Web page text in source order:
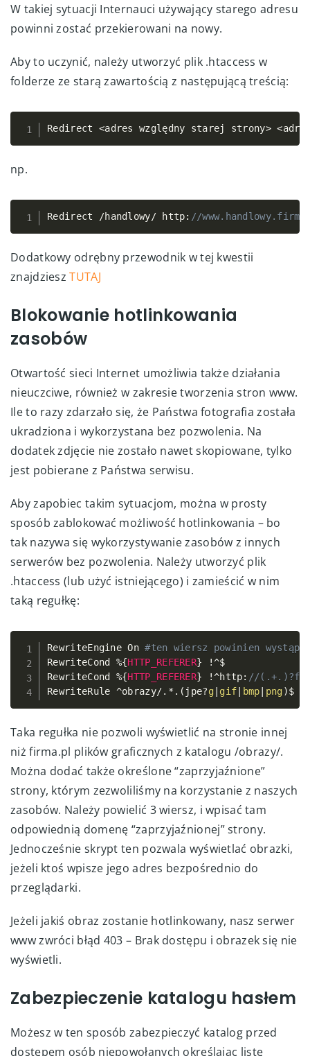
W takiej sytuacji Internauci używający starego adresu
powinni zostać przekierowani na nowy.
Aby to uczynić, należy utworzyć plik .htaccess w
folderze ze starą zawartością z następującą treścią:
Redirect <adres względny starej strony> <
Copy
np.
Redirect /handlowy/ http: // Copy
Dodatkowy odrębny przewodnik w tej kwestii
znajdzieszTUTAJ
Blokowanie hotlinkowania
zasobów
Otwartość sieci Internet umożliwia także działania
nieuczciwe, również w zakresie tworzenia stron www.
Ile to razy zdarzało się, że Państwa fotografia została
ukradziona i wykorzystana bez pozwolenia. Na
dodatek zdjęcie nie zostało nawet skopiowane, tylko
jest pobierane z Państwa serwisu.
Aby zapobiec takim sytuacjom, można w prosty
sposób zablokować możliwość hotlinkowania – bo
tak nazywa się wykorzystywanie zasobów z innych
serwerów bez pozwolenia. Należy utworzyć plik
.htaccess (lub użyć istniejącego) i zamieścić w nim
taką regułkę:
RewriteEngine On #ten wiersz powinien
RewriteCond %{HTTP_REFERER} !^$
RewriteCond %{HTTP_REFERER} !^http: //
RewriteRule ^obrazy/. * . ( jpe?g gif bmp png)$
Copy
Taka regułka nie pozwoli wyświetlić na stronie innej
niż firma.pl plików graficznych z katalogu /obrazy/.
Można dodać także określone “zaprzyjaźnione”
strony, którym zezwoliliśmy na korzystanie z naszych
zasobów. Należy powielić 3 wiersz, i wpisać tam
odpowiednią domenę “zaprzyjaźnionej” strony.
Jednocześnie skrypt ten pozwala wyświetlać obrazki,
jeżeli ktoś wpisze jego adres bezpośrednio do
przeglądarki.
Jeżeli jakiś obraz zostanie hotlinkowany, nasz serwer
www zwróci błąd 403 – Brak dostępu i obrazek się nie
wyświetli.
Zabezpieczenie katalogu hasłem
Możesz w ten sposób zabezpieczyć katalog przed
dostępem osób niepowołanych określając listę